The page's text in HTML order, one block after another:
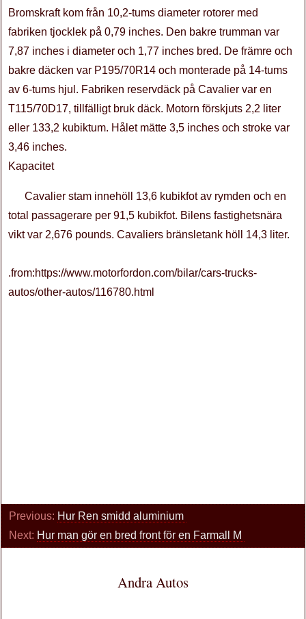
Bromskraft kom från 10,2-tums diameter rotorer med
fabriken tjocklek på 0,79 inches. Den bakre trumman var
7,87 inches i diameter och 1,77 inches bred. De främre och
bakre däcken var P195/70R14 och monterade på 14-tums
av 6-tums hjul. Fabriken reservdäck på Cavalier var en
T115/70D17, tillfälligt bruk däck. Motorn förskjuts 2,2 liter
eller 133,2 kubiktum. Hålet mätte 3,5 inches och stroke var
3,46 inches.
Kapacitet
Cavalier stam innehöll 13,6 kubikfot av rymden och en
total passagerare per 91,5 kubikfot. Bilens fastighetsnära
vikt var 2,676 pounds. Cavaliers bränsletank höll 14,3 liter.
.from:https://www.motorfordon.com/bilar/cars-trucks-
autos/other-autos/116780.html
Previous: Hur Ren smidd aluminium
Next: Hur man gör en bred front för en Farmall M
Andra Autos